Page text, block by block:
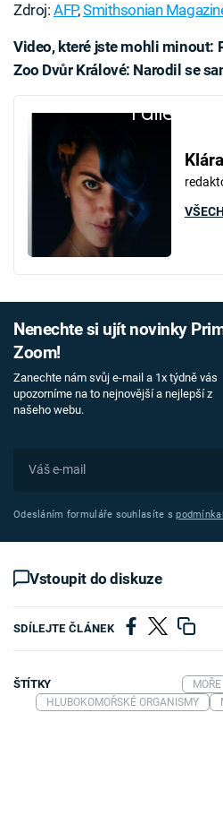
Zdroj:AFP,Smithsonian
Video, které jste mohli minout:
Zoo Dvůr Králové: Narodil se
Failed to
Nenechte si ujít novinky
Zoom!
Zanechte nám svůj e-mail a 1x týdně vás
upozorníme na to nejnovější a nejlepší z
našeho webu.
Odesláním formuláře souhlasíte s
Vstoupit do diskuze
SDÍLEJTE ČLÁNEK
ŠTÍTKY MOŘE
HLUBOKOMOŘSKÉ ORGANISMY